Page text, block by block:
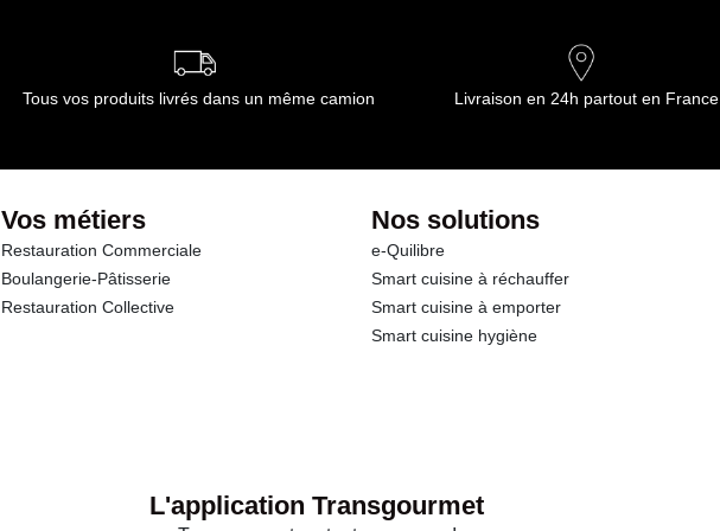
Tous vos produits livrés dans un même camion Livraison en 24h partout en France
Vos métiers
Restauration Commerciale
Boulangerie-Pâtisserie
Restauration Collective
Nos solutions
e-Quilibre
Smart cuisine à réchauffer
Smart cuisine à emporter
Smart cuisine hygiène
L'application Transgourmet